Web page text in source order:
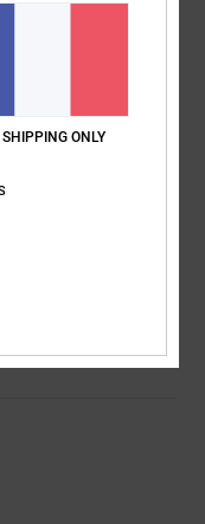
ce produit
SHIPPING ONLY